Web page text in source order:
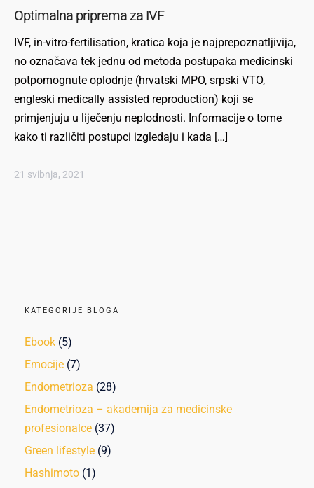
Optimalna priprema za IVF
IVF, in-vitro-fertilisation, kratica koja je najprepoznatljivija,
no označava tek jednu od metoda postupaka medicinski
potpomognute oplodnje (hrvatski MPO, srpski VTO,
engleski medically assisted reproduction) koji se
primjenjuju u liječenju neplodnosti. Informacije o tome
kako ti različiti postupci izgledaju i kada […]
21 svibnja, 2021
KATEGORIJE BLOGA
Ebook (5)
Emocije (7)
Endometrioza (28)
Endometrioza – akademija za medicinske
profesionalce (37)
Green lifestyle (9)
Hashimoto (1)